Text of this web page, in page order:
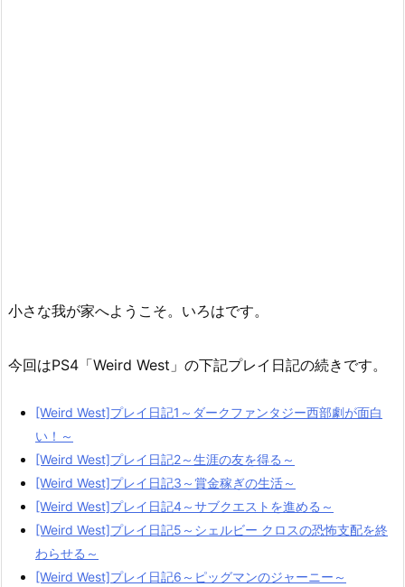
小さな我が家へようこそ。いろはです。
今回はPS4「Weird West」の下記プレイ日記の続きです。
[Weird West]プレイ日記1～ダークファンタジー西部劇が面白
い！～
[Weird West]プレイ日記2～生涯の友を得る～
[Weird West]プレイ日記3～賞金稼ぎの生活～
[Weird West]プレイ日記4～サブクエストを進める～
[Weird West]プレイ日記5～シェルビー クロスの恐怖支配を終
わらせる～
[Weird West]プレイ日記6～ピッグマンのジャーニー～